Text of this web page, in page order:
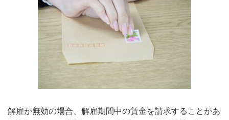
解雇が無効の場合、解雇期間中の賃金を請求することがあ